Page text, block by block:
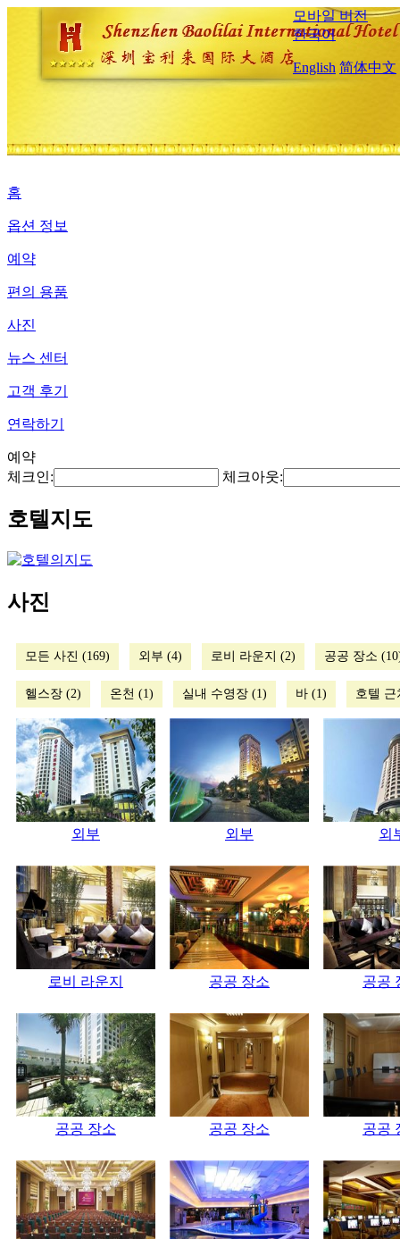
모바일 버전
한국어
English 简体中文
홈
옵션 정보
예약
편의 용품
사진
뉴스 센터
고객 후기
연락하기
예약
체크인:
체크아웃:
호텔지도
사진
모든 사진 (169) 외부 (4) 로비 라운지 (2) 공공 장소
헬스장 (2) 온천 (1) 실내 수영장 (1) 바 (1) 호텔 근
외부 외부 외
로비 라운지 공공 장소 공공
공공 장소 공공 장소 공공